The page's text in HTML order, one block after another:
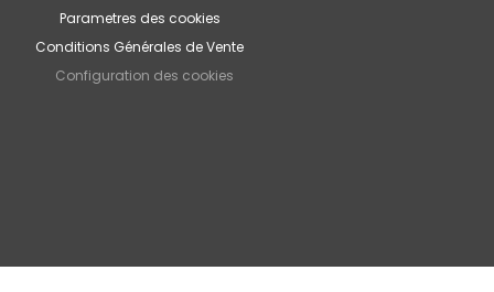
Parametres des cookies
Conditions Générales de Vente
Configuration des cookies